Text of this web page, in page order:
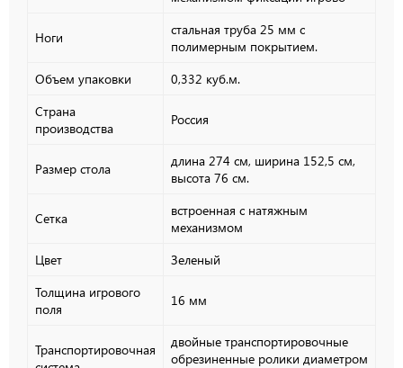
Ноги
стальная труба 25 мм с
полимерным покрытием.
Объем упаковки
0,332 куб.м.
Страна
производства
Россия
Размер стола
длина 274 см, ширина 152,5 см,
высота 76 см.
Сетка
встроенная с натяжным
механизмом
Цвет
Зеленый
Толщина игрового
поля
16 мм
Транспортировочная
двойные транспортировочные
обрезиненные ролики диаметром